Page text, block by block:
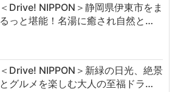
＜Drive! NIPPON＞静岡県伊東市をま
るっと堪能！名湯に癒され自然と…
＜Drive! NIPPON＞新緑の日光、絶景
とグルメを楽しむ大人の至福ドラ…